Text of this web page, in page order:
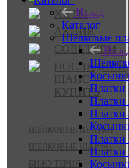
ХИТЫ
АКЦИЯ
СОВЕТУЕМ
ПОСЛЕДНИЙ
ШАНС
КУПИТЬ
ШЁЛКОВЫЕ ПЛАТКИ
ШЁЛКОВЫЕ ШАРФЫ
БИЖУТЕРИЯ
Назад
Каталог
Шёлковые
Платки
Платки
Платки-
Платки
Платки